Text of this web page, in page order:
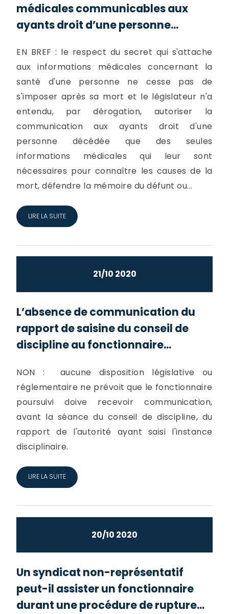
médicales communicables aux
ayants droit d’une personne...
EN BREF : le respect du secret qui s'attache
aux informations médicales concernant la
santé d'une personne ne cesse pas de
s'imposer après sa mort et le législateur n'a
entendu, par dérogation, autoriser la
communication aux ayants droit d'une
personne décédée que des seules
informations médicales qui leur sont
nécessaires pour connaître les causes de la
mort, défendre la mémoire du défunt ou...
LIRE LA SUITE
21/10 2020
L’absence de communication du
rapport de saisine du conseil de
discipline au fonctionnaire...
NON : aucune disposition législative ou
réglementaire ne prévoit que le fonctionnaire
poursuivi doive recevoir communication,
avant la séance du conseil de discipline, du
rapport de l'autorité ayant saisi l'instance
disciplinaire.
LIRE LA SUITE
20/10 2020
Un syndicat non-représentatif
peut-il assister un fonctionnaire
durant une procédure de rupture...